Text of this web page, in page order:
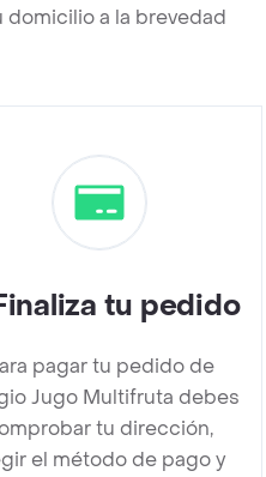
a la brevedad
tu pedido
pagar tu pedido de
Jugo Multifruta debes
tu dirección,
el método de pago y